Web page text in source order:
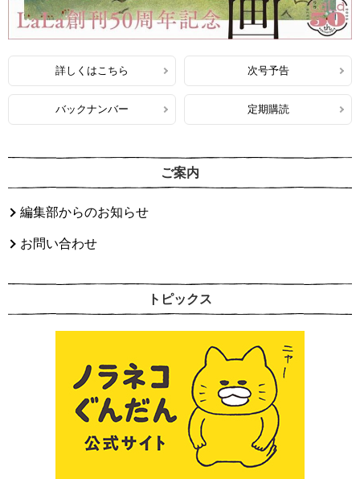
詳しくはこちら 次号予告
バックナンバー 定期購読
ご案内
編集部からのお知らせ
お問い合わせ
トピックス